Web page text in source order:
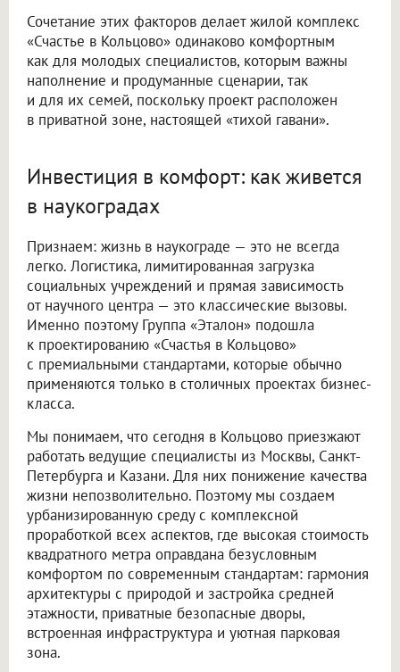
Сочетание этих факторов делает жилой комплекс
«Счастье в Кольцово» одинаково комфортным
как для молодых специалистов, которым важны
наполнение и продуманные сценарии, так
и для их семей, поскольку проект расположен
в приватной зоне, настоящей «тихой гавани».
Инвестиция в комфорт: как живется
в наукоградах
Признаем: жизнь в наукограде — это не всегда
легко. Логистика, лимитированная загрузка
социальных учреждений и прямая зависимость
от научного центра — это классические вызовы.
Именно поэтому Группа «Эталон» подошла
к проектированию «Счастья в Кольцово»
с премиальными стандартами, которые обычно
применяются только в столичных проектах бизнес-
класса.
Мы понимаем, что сегодня в Кольцово приезжают
работать ведущие специалисты из Москвы, Санкт-
Петербурга и Казани. Для них понижение качества
жизни непозволительно. Поэтому мы создаем
урбанизированную среду с комплексной
проработкой всех аспектов, где высокая стоимость
квадратного метра оправдана безусловным
комфортом по современным стандартам: гармония
архитектуры с природой и застройка средней
этажности, приватные безопасные дворы,
встроенная инфраструктура и уютная парковая
зона.